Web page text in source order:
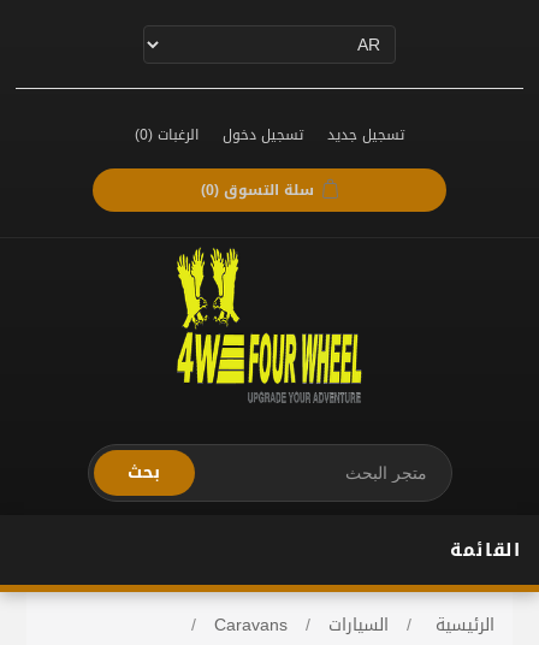
تسجيل جديد تسجيل دخول الرغبات(0)
سلة التسوق(0)
بحث
القائمة
الرئيسية / السيارات /
Caravans
/